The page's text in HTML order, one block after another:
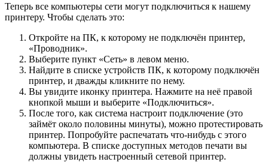
Теперь все компьютеры сети могут подключиться к нашему
принтеру. Чтобы сделать это:
Откройте на ПК, к которому не подключён принтер,
«Проводник».
Выберите пункт «Сеть» в левом меню.
Найдите в списке устройств ПК, к которому подключён
принтер, и дважды кликните по нему.
Вы увидите иконку принтера. Нажмите на неё правой
кнопкой мыши и выберите «Подключиться».
После того, как система настроит подключение (это
займёт около половины минуты), можно протестировать
принтер. Попробуйте распечатать что-нибудь с этого
компьютера. В списке доступных методов печати вы
должны увидеть настроенный сетевой принтер.